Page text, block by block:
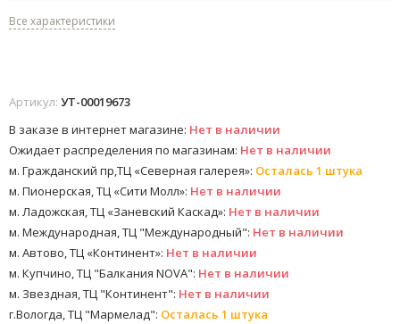
Все характеристики
Артикул: УТ-00019673
В заказе в интернет магазине: Нет в наличии
Ожидает распределения по магазинам: Нет в наличии
м. Гражданский пр,ТЦ «Северная галерея»: Осталась 1 штука
м. Пионерская, ТЦ «Сити Молл»: Нет в наличии
м. Ладожская, ТЦ «Заневский Каскад»: Нет в наличии
м. Международная, ТЦ "Международный": Нет в наличии
м. Автово, ТЦ «Континент»: Нет в наличии
м. Купчино, ТЦ "Балкания NOVA": Нет в наличии
м. Звездная, ТЦ "Континент": Нет в наличии
г.Вологда, ТЦ "Мармелад": Осталась 1 штука